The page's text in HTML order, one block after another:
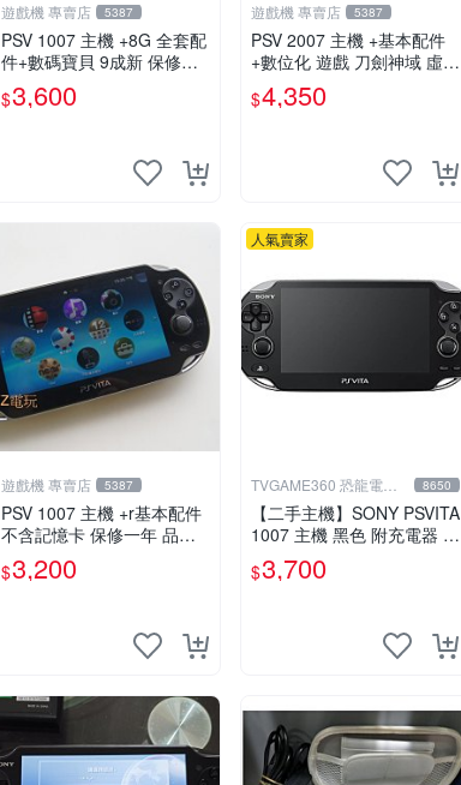
遊戲機 專賣店 5387
PSV 1007 主機 +8G 全套配
件+數碼寶貝 9成新 保修一
年 品質有保障 psvita
$3,600
遊戲機 專賣店 5387
PSV 2007 主機 +基本配件
+數位化 遊戲 刀劍神域 虛空
幻界 保修一年
$4,350
遊戲機 專賣店 5387
PSV 1007 主機 +r基本配件
不含記憶卡 保修一年 品質
有保障
$3,200
人氣賣家
TVGAME360 恐龍電玩- 8650
【二手主機】SONY PSVITA
1007 主機 黑色 附充電器 U
SB傳輸線 PS VITA PSV【台
中恐龍電玩】
$3,700